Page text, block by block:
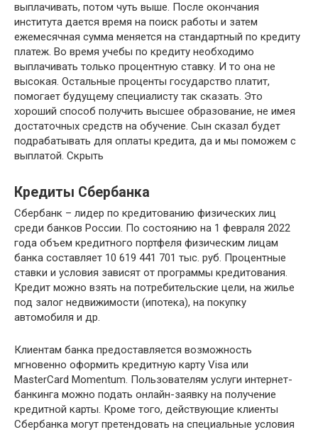
выплачивать, потом чуть выше. После окончания
института дается время на поиск работы и затем
ежемесячная сумма меняется на стандартный по кредиту
платеж. Во время учебы по кредиту необходимо
выплачивать только процентную ставку. И то она не
высокая. Остальные проценты государство платит,
помогает будущему специалисту так сказать. Это
хороший способ получить высшее образование, не имея
достаточных средств на обучение. Сын сказал будет
подрабатывать для оплаты кредита, да и мы поможем с
выплатой. Скрыть
Кредиты Сбербанка
Сбербанк – лидер по кредитованию физических лиц
среди банков России. По состоянию на 1 февраля 2022
года объем кредитного портфеля физическим лицам
банка составляет 10 619 441 701 тыс. руб. Процентные
ставки и условия зависят от программы кредитования.
Кредит можно взять на потребительские цели, на жилье
под залог недвижимости (ипотека), на покупку
автомобиля и др.
Клиентам банка предоставляется возможность
мгновенно оформить кредитную карту Visa или
MasterCard Momentum. Пользователям услуги интернет-
банкинга можно подать онлайн-заявку на получение
кредитной карты. Кроме того, действующие клиенты
Сбербанка могут претендовать на специальные условия